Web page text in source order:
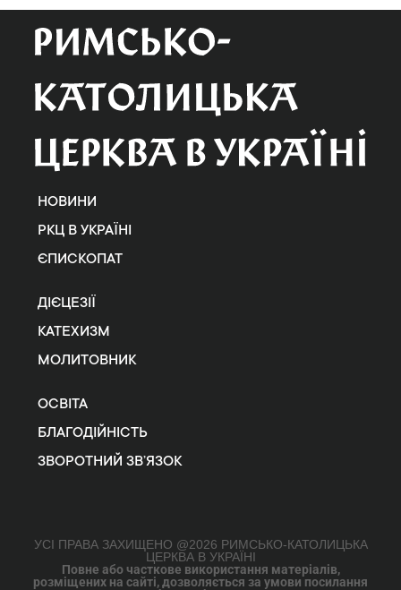
НОВИНИ
РКЦ В УКРАЇНІ
ЄПИСКОПАТ
ДІЄЦЕЗІЇ
КАТЕХИЗМ
МОЛИТОВНИК
ОСВІТА
БЛАГОДІЙНІСТЬ
ЗВОРОТНИЙ ЗВ’ЯЗОК
УСІ ПРАВА ЗАХИЩЕНО @2026 РИМСЬКО-КАТОЛИЦЬКА
ЦЕРКВА В УКРАЇНІ
Повне або часткове використання матеріалів,
розміщених на сайті, дозволяється за умови посилання